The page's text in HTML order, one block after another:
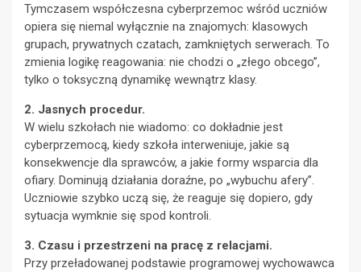
Tymczasem współczesna cyberprzemoc wśród uczniów
opiera się niemal wyłącznie na znajomych: klasowych
grupach, prywatnych czatach, zamkniętych serwerach. To
zmienia logikę reagowania: nie chodzi o „złego obcego”,
tylko o toksyczną dynamikę wewnątrz klasy.
2. Jasnych procedur.
W wielu szkołach nie wiadomo: co dokładnie jest
cyberprzemocą, kiedy szkoła interweniuje, jakie są
konsekwencje dla sprawców, a jakie formy wsparcia dla
ofiary. Dominują działania doraźne, po „wybuchu afery”.
Uczniowie szybko uczą się, że reaguje się dopiero, gdy
sytuacja wymknie się spod kontroli.
3. Czasu i przestrzeni na pracę z relacjami.
Przy przeładowanej podstawie programowej wychowawca